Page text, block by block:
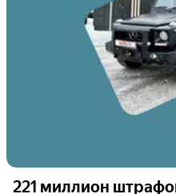
221 миллион